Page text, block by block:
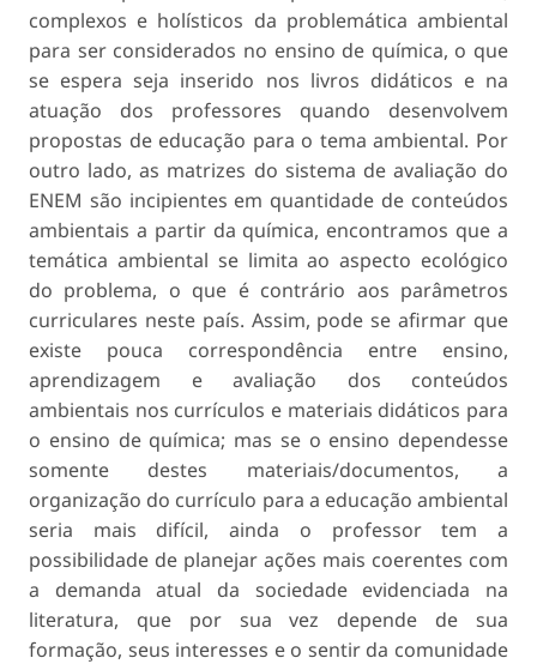
complexos e holísticos da problemática ambiental
para ser considerados no ensino de química, o que
se espera seja inserido nos livros didáticos e na
atuação dos professores quando desenvolvem
propostas de educação para o tema ambiental. Por
outro lado, as matrizes do sistema de avaliação do
ENEM são incipientes em quantidade de conteúdos
ambientais a partir da química, encontramos que a
temática ambiental se limita ao aspecto ecológico
do problema, o que é contrário aos parâmetros
curriculares neste país. Assim, pode se afirmar que
existe pouca correspondência entre ensino,
aprendizagem e avaliação dos conteúdos
ambientais nos currículos e materiais didáticos para
o ensino de química; mas se o ensino dependesse
somente destes materiais/documentos, a
organização do currículo para a educação ambiental
seria mais difícil, ainda o professor tem a
possibilidade de planejar ações mais coerentes com
a demanda atual da sociedade evidenciada na
literatura, que por sua vez depende de sua
formação, seus interesses e o sentir da comunidade